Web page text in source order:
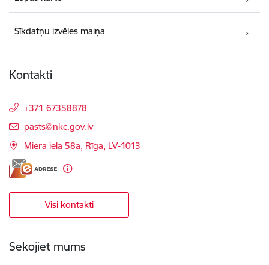
Sīkdatņu izvēles maiņa
Kontakti
+371 67358878
E-pasts:
pasts@nkc.gov.lv
Miera iela 58a, Rīga, LV-1013
Visi kontakti
Sekojiet mums